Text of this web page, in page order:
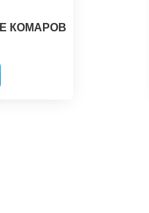
КОМАРОВ